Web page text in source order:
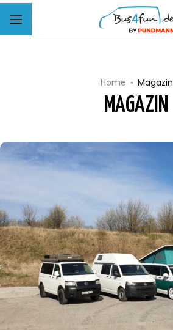
Home Magazin
MAGAZIN
B4F Musterprobe Sparfilz
B4F Selbstklebendes Filz
B4F Woll-Filz